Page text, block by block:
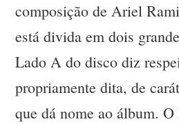
composição de Ariel
está divida em dois
Lado A do disco diz
propriamente dita, de
que dá nome ao álbum.